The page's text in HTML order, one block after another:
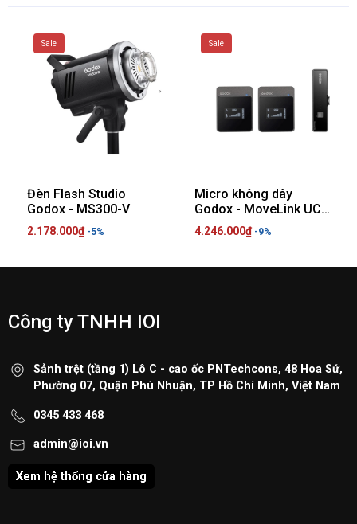
TÍNH NĂNG
- Bảo vệ ống kính khỏi bụi và trầy xước
- Kính lọc 8 lớp
- Có thể gắn nắp ống kính
Sale
Đèn Flash Studio
Godox - MS300-V
2.178.000₫ -5%
Sale
Micro không dây
Godox - MoveLink UC2
Kit -LT2 Kit
4.246.000₫ -9%
Công ty TNHH IOI
Sảnh trệt (tầng 1) Lô C - cao ốc PNTechcons, 48 Hoa Sứ,
Phường 07, Quận Phú Nhuận, TP Hồ Chí Minh, Việt Nam
0345 433 468
admin@ioi.vn
Xem hệ thống cửa hàng